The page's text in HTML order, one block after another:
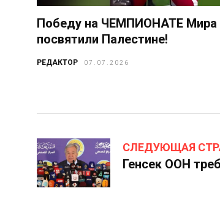
Победу на ЧЕМПИОНАТЕ Мира
посвятили Палестине!
РЕДАКТОР 07.07.2026
СЛЕДУЮЩАЯ
Генсек ООН